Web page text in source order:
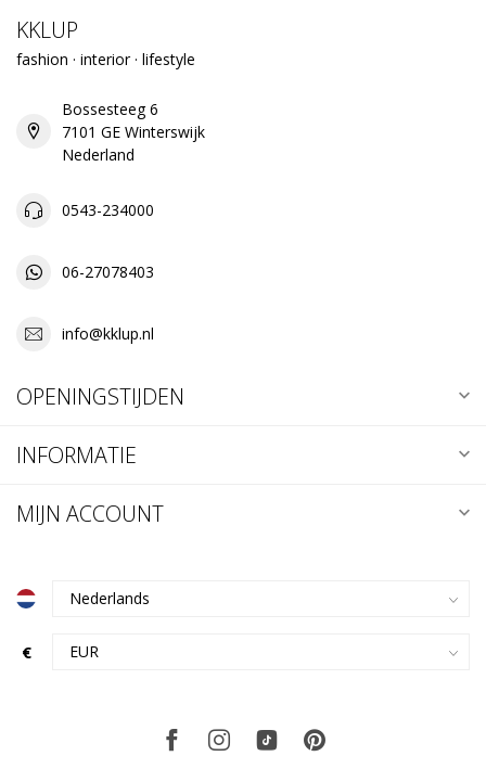
KKLUP
fashion · interior · lifestyle
Bossesteeg 6
7101 GE Winterswijk
Nederland
0543-234000
06-27078403
info@kklup.nl
OPENINGSTIJDEN
INFORMATIE
MIJN ACCOUNT
€